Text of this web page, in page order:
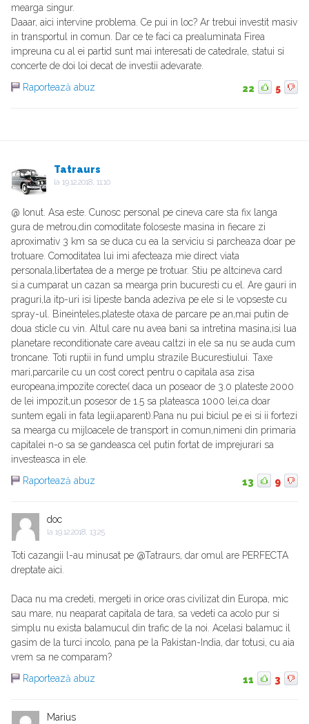
mearga singur.
Daaar, aici intervine problema. Ce pui in loc? Ar trebui investit masiv
in transportul in comun. Dar ce te faci ca prealuminata Firea
impreuna cu al ei partid sunt mai interesati de catedrale, statui si
concerte de doi loi decat de investii adevarate.
Raportează abuz
22 5
Tatraurs
la 19.12.2018, 11:10
@ Ionut. Asa este. Cunosc personal pe cineva care sta fix langa
gura de metrou,din comoditate foloseste masina in fiecare zi
aproximativ 3 km sa se duca cu ea la serviciu si parcheaza doar pe
trotuare. Comoditatea lui imi afecteaza mie direct viata
personala,libertatea de a merge pe trotuar. Stiu pe altcineva card
si.a cumparat un cazan sa mearga prin bucuresti cu el. Are gauri in
praguri,la itp-uri isi lipeste banda adeziva pe ele si le vopseste cu
spray-ul. Bineinteles,plateste otaxa de parcare pe an,mai putin de
doua sticle cu vin. Altul care nu avea bani sa intretina masina,isi lua
planetare reconditionate care aveau caltzi in ele sa nu se auda cum
troncane. Toti ruptii in fund umplu strazile Bucurestiului. Taxe
mari,parcarile cu un cost corect pentru o capitala asa zisa
europeana,impozite corecte( daca un poseaor de 3.0 plateste 2000
de lei impozit,un posesor de 1.5 sa plateasca 1000 lei,ca doar
suntem egali in fata legii,aparent).Pana nu pui biciul pe ei si ii fortezi
sa mearga cu mijloacele de transport in comun,nimeni din primaria
capitalei n-o sa se gandeasca cel putin fortat de imprejurari sa
investeasca in ele.
Raportează abuz
13 9
doc
la 19.12.2018, 13:25
Toti cazangii l-au minusat pe @Tatraurs, dar omul are PERFECTA
dreptate aici.
Daca nu ma credeti, mergeti in orice oras civilizat din Europa, mic
sau mare, nu neaparat capitala de tara, sa vedeti ca acolo pur si
simplu nu exista balamucul din trafic de la noi. Acelasi balamuc il
gasim de la turci incolo, pana pe la Pakistan-India, dar totusi, cu aia
vrem sa ne comparam?
Raportează abuz
11 3
Marius